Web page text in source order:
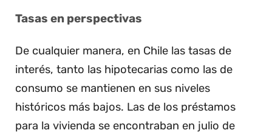
Tasas en perspectivas
De cualquier manera, en Chile las tasas de
interés, tanto las hipotecarias como las de
consumo se mantienen en sus niveles
históricos más bajos. Las de los préstamos
para la vivienda se encontraban en julio de